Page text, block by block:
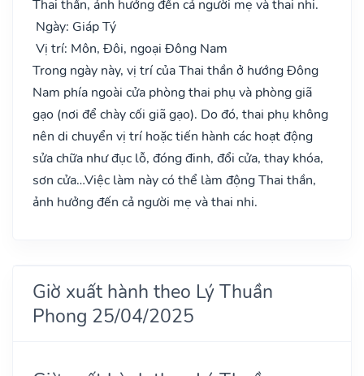
Thai thần, ảnh hưởng đến cả người mẹ và thai nhi.
Ngày: Giáp Tý
Vị trí: Môn, Đôi, ngoại Đông Nam
Trong ngày này, vị trí của Thai thần ở hướng Đông
Nam phía ngoài cửa phòng thai phụ và phòng giã
gạo (nơi để chày cối giã gạo). Do đó, thai phụ không
nên di chuyển vị trí hoặc tiến hành các hoạt động
sửa chữa như đục lỗ, đóng đinh, đổi cửa, thay khóa,
sơn cửa…Việc làm này có thể làm động Thai thần,
ảnh hưởng đến cả người mẹ và thai nhi.
Giờ xuất hành theo Lý Thuần
Phong 25/04/2025